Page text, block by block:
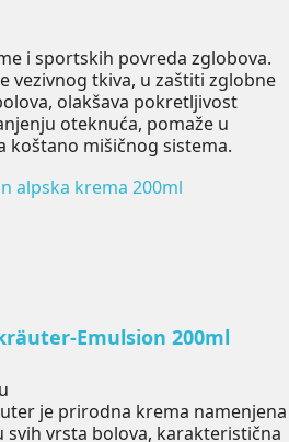
i sportskih povreda zglobova.
vezivnog tkiva, u zaštiti zglobne
olakšava pokretljivost
oteknuća, pomaže u
koštano mišičnog sistema.
Emulsion 200ml
je prirodna krema namenjena
svih vrsta bolova, karakteristična